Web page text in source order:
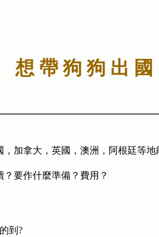
想 帶 狗 狗 出 國
加拿大，英國，澳洲，阿根廷等
要作什麼準備？費用？
到?